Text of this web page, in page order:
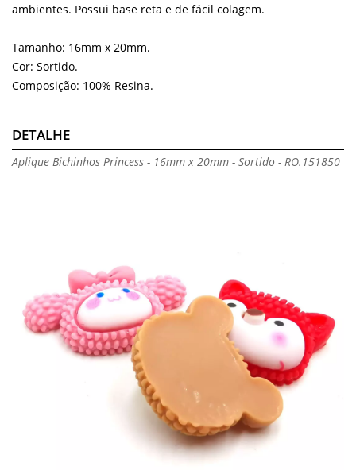
ambientes. Possui base reta e de fácil colagem.
Tamanho: 16mm x 20mm.
Cor: Sortido.
Composição: 100% Resina.
DETALHE
Aplique Bichinhos Princess - 16mm x 20mm - Sortido - RO.151850